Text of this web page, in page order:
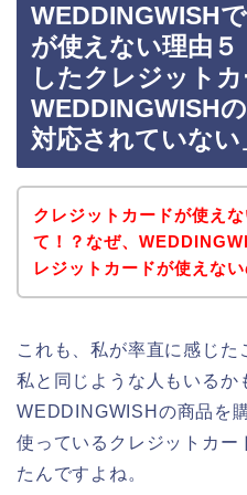
WEDDINGWISH
が使えない理由５
したクレジット
WEDDINGWISH
対応されていない
クレジットカードが使え
て！？なぜ、
レジットカードが使えない
これも、私が率直に感じた
私と同じような人もいるか
WEDDINGWISHの商品を
使っているクレジットカー
たんですよね。